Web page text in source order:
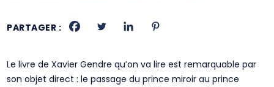
PARTAGER :
Le livre de Xavier Gendre qu’on va lire est remarquable par
son objet direct : le passage du prince miroir au prince